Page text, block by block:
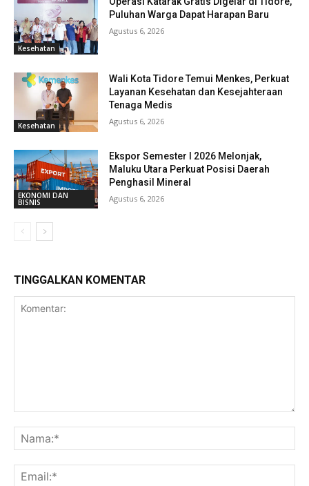
Kesehatan
Puluhan Warga Dapat Harapan Baru
Agustus 6, 2026
Kesehatan
Wali Kota Tidore Temui Menkes, Perkuat
Layanan Kesehatan dan Kesejahteraan
Tenaga Medis
Agustus 6, 2026
EKONOMI DAN
BISNIS
Ekspor Semester I 2026 Melonjak,
Maluku Utara Perkuat Posisi Daerah
Penghasil Mineral
Agustus 6, 2026
TINGGALKAN KOMENTAR